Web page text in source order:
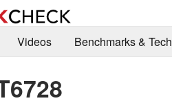
Videos Benchmarks & Tech